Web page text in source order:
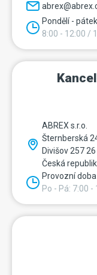
Pondělí - pátek
8:00 - 12:00 /
ABREX s.r.o.
Šternberská
Divišov 257 26
Česká
Provozní
Po - Pá: 7:00 -